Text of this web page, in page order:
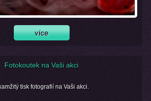
Fotokoutek na Vaši akci
tisk fotografií na Vaši akci.